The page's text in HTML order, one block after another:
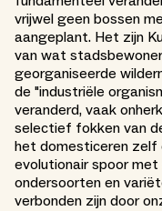
vrijwel geen bossen
aangeplant. Het zijn
van wat
georganiseerde
de "industriële
veranderd, vaak
selectief fokken van
het domesticeren zelf
evolutionair spoor
ondersoorten en
verbonden zijn door